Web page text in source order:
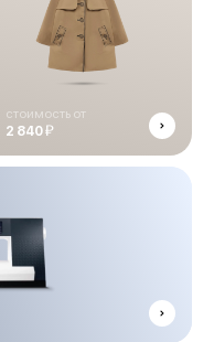
стоимость от
2 840й